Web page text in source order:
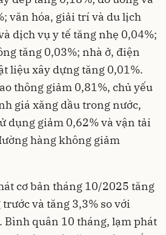
văn hóa, giải trí và du lịch
dịch vụ y tế tăng nhẹ 0,04%;
tăng 0,03%; nhà ở, điện
liệu xây dựng tăng 0,01%.
thông giảm 0,81%, chủ yếu
giá xăng dầu trong nước,
dụng giảm 0,62% và vận tải
hàng không giảm
cơ bản tháng 10/2025 tăng
và tăng 3,3% so với
Bình quân 10 tháng, lạm phát